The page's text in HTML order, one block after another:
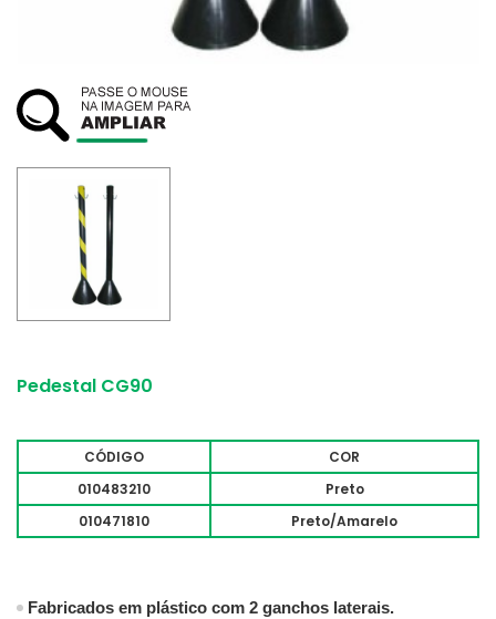
Pedestal CG90
CÓDIGO
COR
010483210
Preto
010471810
Preto/Amarelo
Fabricados em plástico com 2 ganchos laterais.